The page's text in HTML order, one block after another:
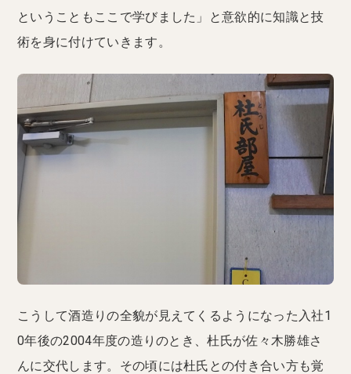
ということもここで学びました」と意欲的に知識と技
術を身に付けていきます。
こうして酒造りの全貌が見えてくるようになった入社1
0年後の2004年度の造りのとき、杜氏が佐々木勝雄さ
んに交代します。その頃には杜氏との付き合い方も覚